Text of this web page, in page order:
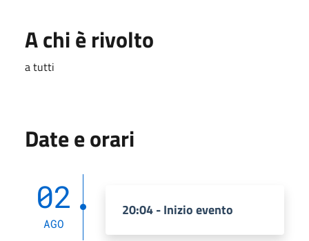
A chi è rivolto
a tutti
Date e orari
02
AGO
20:04 - Inizio evento